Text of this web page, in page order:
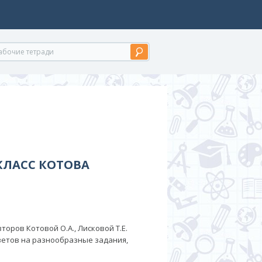
КОТОВА
Котовой О.А., Лисковой Т.Е.
на разнообразные задания,